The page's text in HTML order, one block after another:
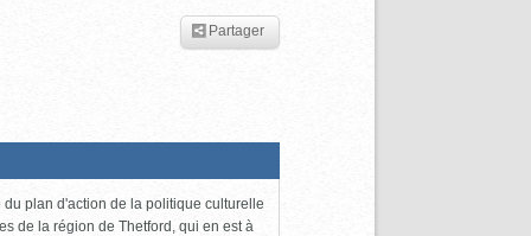
Partager
plan d'action de la politique culturelle
de la région de Thetford, qui en est à